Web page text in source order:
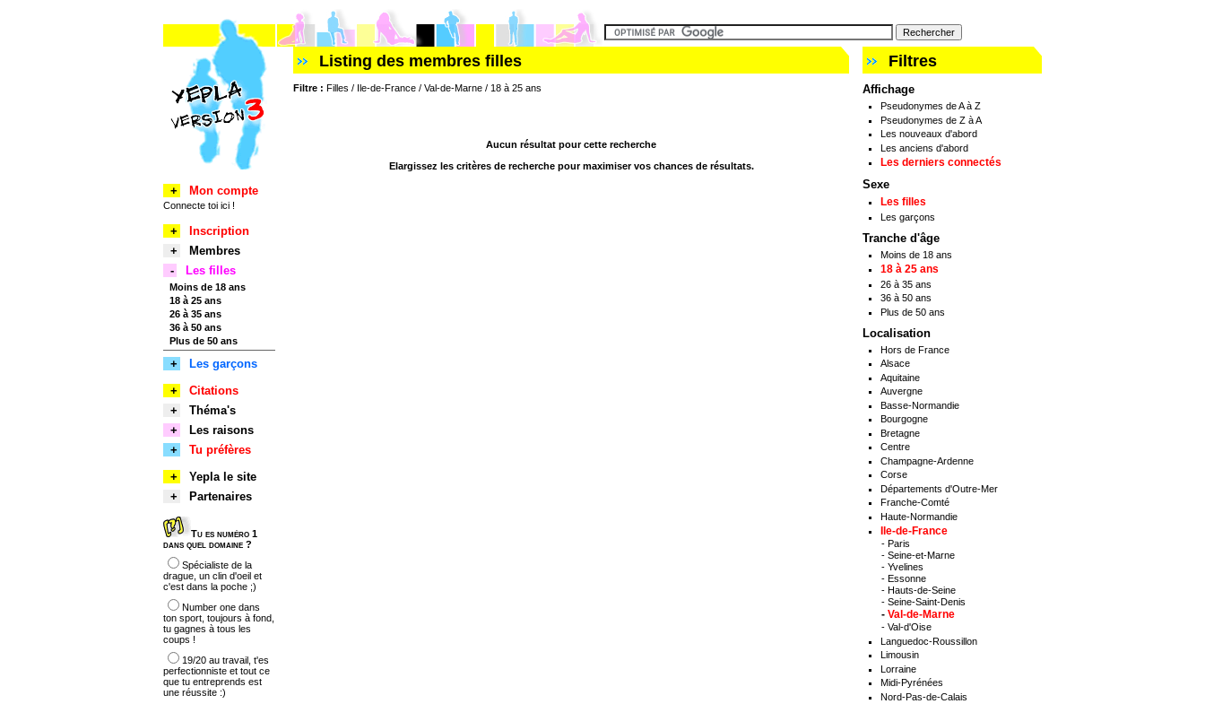
Listing des membres filles
Filtre : Filles / Ile-de-France / Val-de-Marne / 18 à 25 ans
Aucun résultat pour cette recherche
Elargissez les critères de recherche pour maximiser vos chances de résultats.
Filtres
Affichage
Pseudonymes de A à Z
Pseudonymes de Z à A
Les nouveaux d'abord
Les anciens d'abord
Les derniers connectés
Sexe
Les filles
Les garçons
Tranche d'âge
Moins de 18 ans
18 à 25 ans
26 à 35 ans
36 à 50 ans
Plus de 50 ans
Localisation
Hors de France
Alsace
Aquitaine
Auvergne
Basse-Normandie
Bourgogne
Bretagne
Centre
Champagne-Ardenne
Corse
Départements d'Outre-Mer
Franche-Comté
Haute-Normandie
Ile-de-France
- Paris
- Seine-et-Marne
- Yvelines
- Essonne
- Hauts-de-Seine
- Seine-Saint-Denis
- Val-de-Marne
- Val-d'Oise
Languedoc-Roussillon
Limousin
Lorraine
Midi-Pyrénées
Nord-Pas-de-Calais
+ Mon compte
Connecte toi ici !
+
Inscription
+
Membres
-
Les filles
Moins de 18 ans
18 à 25 ans
26 à 35 ans
36 à 50 ans
Plus de 50 ans
+
Les garçons
+
Citations
+
Théma's
+
Les raisons
+
Tu préfères
+
Yepla le site
+
Partenaires
Tu es numéro 1
dans quel domaine ?
Spécialiste de la
drague, un clin d'oeil et
c'est dans la poche ;)
Number one dans
ton sport, toujours à fond,
tu gagnes à tous les
coups !
19/20 au travail, t'es
perfectionniste et tout ce
que tu entreprends est
une réussite :)